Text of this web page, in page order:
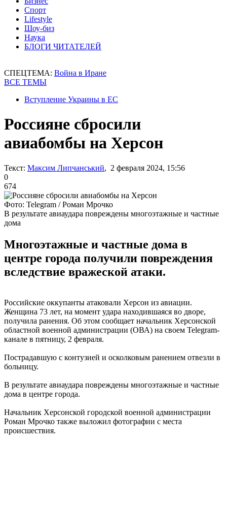
Спорт
Lifestyle
Шоу-биз
Наука
БЛОГИ ЧИТАТЕЛЕЙ
СПЕЦТЕМА: Война в Иране
ВСЕ ТЕМЫ
Вступление Украины в ЕС
Россияне сбросили
авиабомбы на Херсон
Текст: Максим Липчанський, 2 февраля 2024, 15:56
0
674
Фото: Telegram / Роман Мрочко
В результате авиаудара повреждены многоэтажные и частные
дома
Многоэтажные и частные дома в
центре города получили повреждения
вследствие вражеской атаки.
Российские оккупанты атаковали Херсон из авиации.
Женщина 73 лет, на момент удара находившаяся во дворе,
получила ранения. Об этом сообщает начальник Херсонской
областной военной администрации (ОВА) на своем Telegram-
канале в пятницу, 2 февраля.
Пострадавшую с контузией и осколковым ранением отвезли в
больницу.
В результате авиаудара повреждены многоэтажные и частные
дома в центре города.
Начальник Херсонской городской военной администрации
Роман Мрочко также выложил фотографии с места
происшествия.